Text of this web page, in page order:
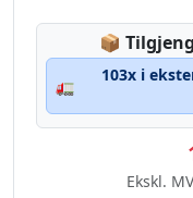
📦
🚛
103x i
Ekskl.